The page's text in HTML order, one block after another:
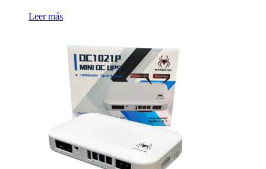
Leer más